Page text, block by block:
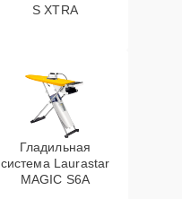
S XTRA
Гладильная
система Laurastar
MAGIC S6A